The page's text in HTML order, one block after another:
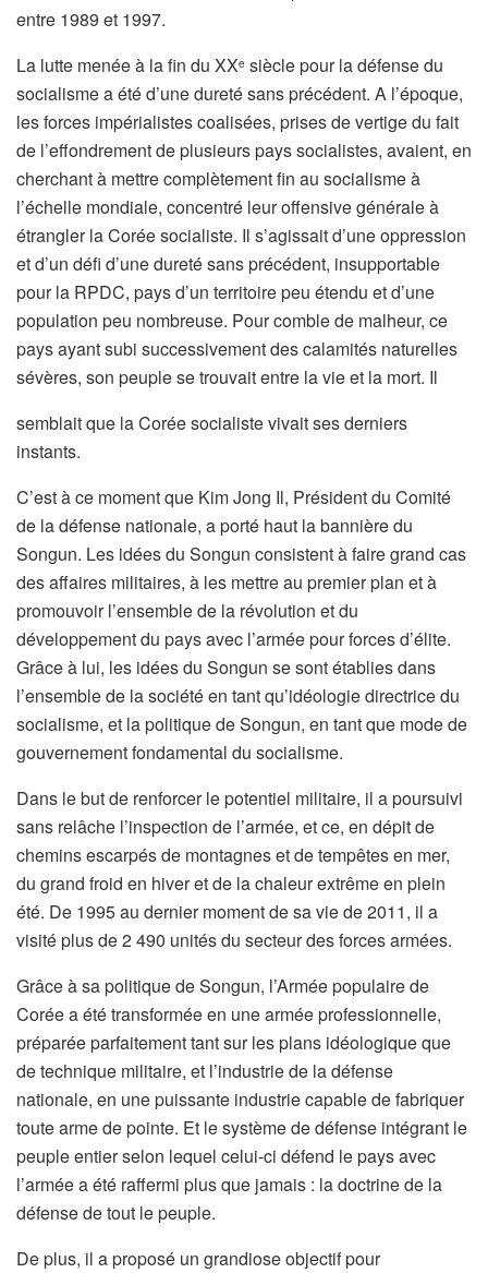
entre 1989 et 1997.
La lutte menée à la fin du XXe siècle pour la défense du
socialisme a été d’une dureté sans précédent. A l’époque,
les forces impérialistes coalisées, prises de vertige du fait
de l’effondrement de plusieurs pays socialistes, avaient, en
cherchant à mettre complètement fin au socialisme à
l’échelle mondiale, concentré leur offensive générale à
étrangler la Corée socialiste. Il s’agissait d’une oppression
et d’un défi d’une dureté sans précédent, insupportable
pour la RPDC, pays d’un territoire peu étendu et d’une
population peu nombreuse. Pour comble de malheur, ce
pays ayant subi successivement des calamités naturelles
sévères, son peuple se trouvait entre la vie et la mort. Il
semblait que la Corée socialiste vivait ses derniers
instants.
C’est à ce moment que Kim Jong Il, Président du Comité
de la défense nationale, a porté haut la bannière du
Songun. Les idées du Songun consistent à faire grand cas
des affaires militaires, à les mettre au premier plan et à
promouvoir l’ensemble de la révolution et du
développement du pays avec l’armée pour forces d’élite.
Grâce à lui, les idées du Songun se sont établies dans
l’ensemble de la société en tant qu’idéologie directrice du
socialisme, et la politique de Songun, en tant que mode de
gouvernement fondamental du socialisme.
Dans le but de renforcer le potentiel militaire, il a poursuivi
sans relâche l’inspection de l’armée, et ce, en dépit de
chemins escarpés de montagnes et de tempêtes en mer,
du grand froid en hiver et de la chaleur extrême en plein
été. De 1995 au dernier moment de sa vie de 2011, il a
visité plus de 2 490 unités du secteur des forces armées.
Grâce à sa politique de Songun, l’Armée populaire de
Corée a été transformée en une armée professionnelle,
préparée parfaitement tant sur les plans idéologique que
de technique militaire, et l’industrie de la défense
nationale, en une puissante industrie capable de fabriquer
toute arme de pointe. Et le système de défense intégrant le
peuple entier selon lequel celui-ci défend le pays avec
l’armée a été raffermi plus que jamais : la doctrine de la
défense de tout le peuple.
De plus, il a proposé un grandiose objectif pour